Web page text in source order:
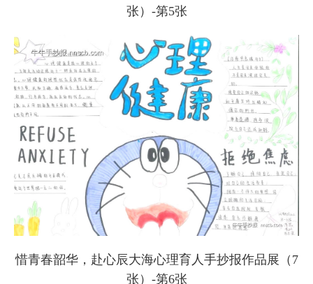
张）-第5张
惜青春韶华，赴心辰大海心理育人手抄报作品展（7
张）-第6张